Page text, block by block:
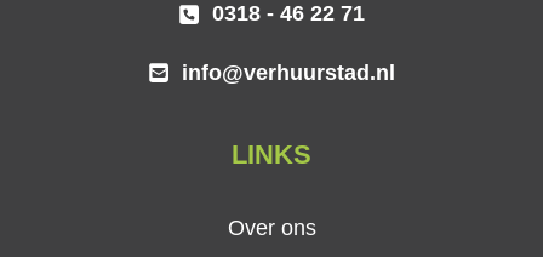
0318 - 46 22 71
info@verhuurstad.nl
LINKS
Over ons